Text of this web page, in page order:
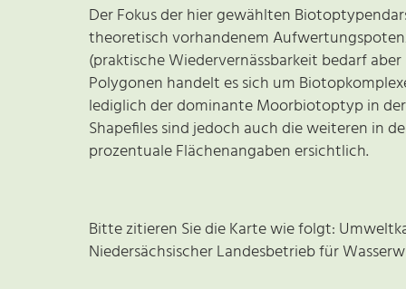
Der Fokus der hier gewählten
theoretisch vorhandenem
(praktische Wiedervernässbarkeit bedarf
Polygonen handelt es sich um
lediglich der dominante Moorbiotoptyp in
Shapefiles sind jedoch auch die weiteren in
prozentuale Flächenangaben ersichtlich.
Bitte zitieren Sie die Karte wie folgt:
Niedersächsischer Landesbetrieb für